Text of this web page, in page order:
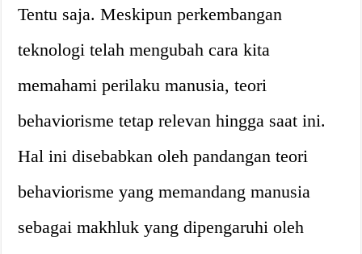
Tentu saja. Meskipun perkembangan
teknologi telah mengubah cara kita
memahami perilaku manusia, teori
behaviorisme tetap relevan hingga saat ini.
Hal ini disebabkan oleh pandangan teori
behaviorisme yang memandang manusia
sebagai makhluk yang dipengaruhi oleh